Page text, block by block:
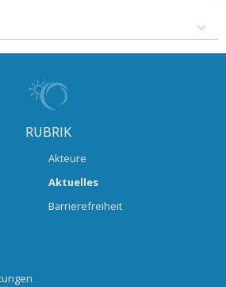
RUBRIK
Akteure
Aktuelles
Barrierefreiheit